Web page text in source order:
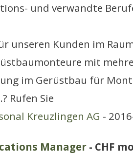
und verwandte
unseren Kunden im
mit
im Gerüstbau für
Rufen Sie
Kreuzlingen AG -
Manager - CHF